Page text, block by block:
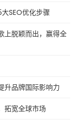
SEO优化步骤
上脱颖而出，赢得全
升品牌国际影响力
拓宽全球市场